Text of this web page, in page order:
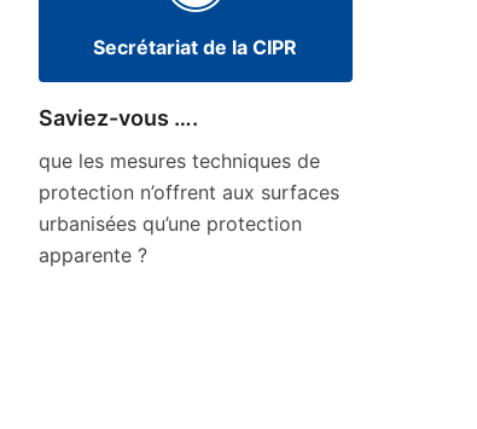
Secrétariat de la CIPR
Saviez-vous ….
que les mesures techniques de
protection n’offrent aux surfaces
urbanisées qu’une protection
apparente ?